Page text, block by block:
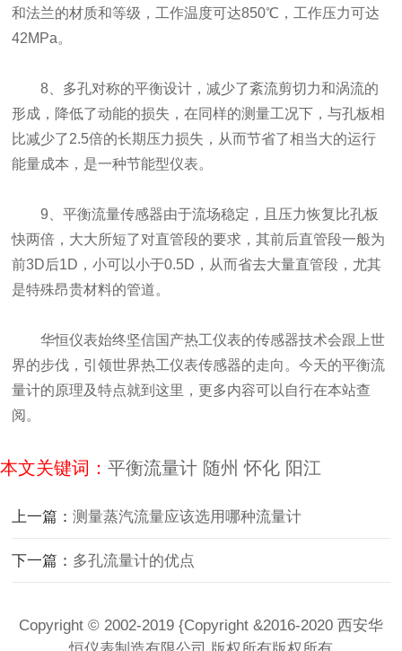
和法兰的材质和等级，工作温度可达850℃，工作压力可达
42MPa。
8、多孔对称的平衡设计，减少了紊流剪切力和涡流的
形成，降低了动能的损失，在同样的测量工况下，与孔板相
比减少了2.5倍的长期压力损失，从而节省了相当大的运行
能量成本，是一种节能型仪表。
9、平衡流量传感器由于流场稳定，且压力恢复比孔板
快两倍，大大所短了对直管段的要求，其前后直管段一般为
前3D后1D，小可以小于0.5D，从而省去大量直管段，尤其
是特殊昂贵材料的管道。
华恒仪表始终坚信国产热工仪表的传感器技术会跟上世
界的步伐，引领世界热工仪表传感器的走向。今天的平衡流
量计的原理及特点就到这里，更多内容可以自行在本站查
阅。
本文关键词： 平衡流量计 随州怀化 阳江
上一篇：测量蒸汽流量应该选用哪种流量计
下一篇： 多孔流量计的优点
Copyright © 2002-2019 {Copyright &2016-2020 西安华